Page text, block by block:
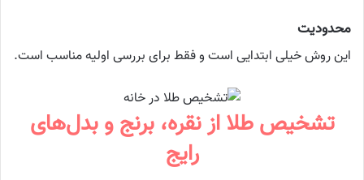
محدودیت
این روش خیلی ابتدایی است و فقط برای بررسی اولیه مناسب است.
تشخیص طلا از نقره، برنج و بدل‌های
رایج